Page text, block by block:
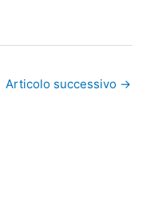
Articolo successivo →